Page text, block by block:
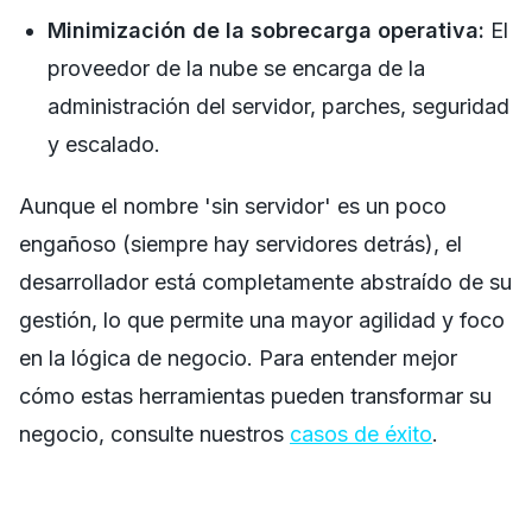
Minimización de la sobrecarga operativa: El
proveedor de la nube se encarga de la
administración del servidor, parches, seguridad
y escalado.
Aunque el nombre 'sin servidor' es un poco
engañoso (siempre hay servidores detrás), el
desarrollador está completamente abstraído de su
gestión, lo que permite una mayor agilidad y foco
en la lógica de negocio. Para entender mejor
cómo estas herramientas pueden transformar su
negocio, consulte nuestros casos de éxito.